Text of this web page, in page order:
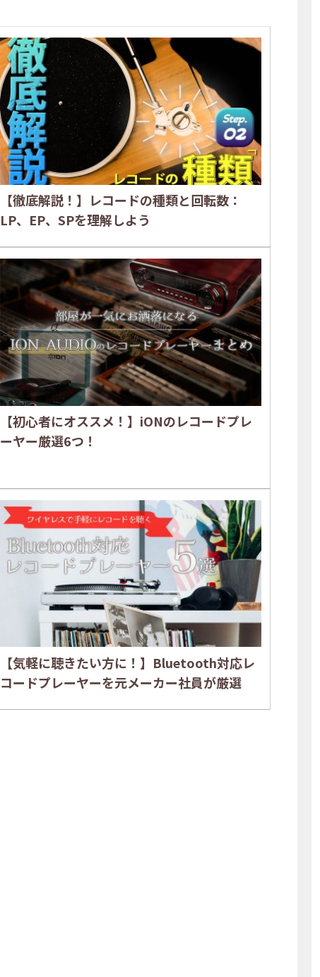
【徹底解説！】レコードの種類と回転数：
LP、EP、SPを理解しよう
【初心者にオススメ！】iONのレコードプレ
ーヤー厳選6つ！
【気軽に聴きたい方に！】Bluetooth対応レ
コードプレーヤーを元メーカー社員が厳選